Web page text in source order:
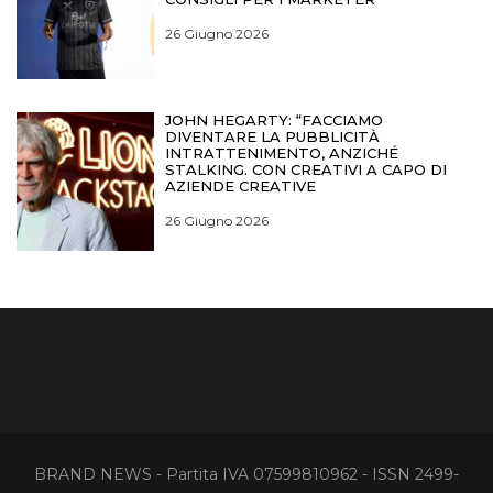
26 Giugno 2026
JOHN HEGARTY: “FACCIAMO
DIVENTARE LA PUBBLICITÀ
INTRATTENIMENTO, ANZICHÉ
STALKING. CON CREATIVI A CAPO DI
AZIENDE CREATIVE
26 Giugno 2026
BRAND NEWS - Partita IVA 07599810962 - ISSN 2499-